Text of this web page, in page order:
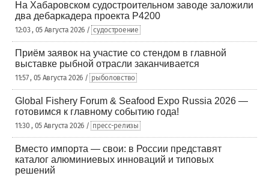
На Хабаровском судостроительном заводе заложили
два дебаркадера проекта Р4200
12:03 , 05 Августа 2026 / судостроение
Приём заявок на участие со стендом в главной
выставке рыбной отрасли заканчивается
11:57 , 05 Августа 2026 / рыболовство
Global Fishery Forum & Seafood Expo Russia 2026 —
готовимся к главному событию года!
11:30 , 05 Августа 2026 / пресс-релизы
Вместо импорта — свои: в России представят
каталог алюминиевых инноваций и типовых
решений